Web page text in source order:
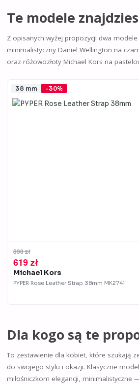
Te modele
Z opisanych wyżej propozycji dwa
minimalistyczny Daniel Wellington na
oraz różowozłoty Michael Kors na
38 mm -30%
890 zł
619 zł
Michael Kors
PYPER Rose Leather Strap 38mm MK2741
Dla kogo są te
To zestawienie dla kobiet, które szukają
do swojego stylu i okazji. Klasyczne
miłośniczkom elegancji, minimalistyczne